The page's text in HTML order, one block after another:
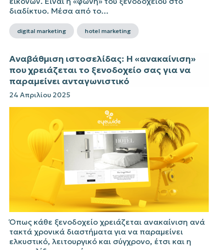
διαδίκτυο. Μέσα από το...
digital marketing hotel marketing
Αναβάθμιση ιστοσελίδας: Η «ανακαίνιση»
που χρειάζεται το ξενοδοχείο σας για να
παραμείνει ανταγωνιστικό
24 Απριλίου 2025
Όπως κάθε ξενοδοχείο χρειάζεται ανακαίνιση ανά
τακτά χρονικά διαστήματα για να παραμείνει
ελκυστικό, λειτουργικό και σύγχρονο, έτσι και η